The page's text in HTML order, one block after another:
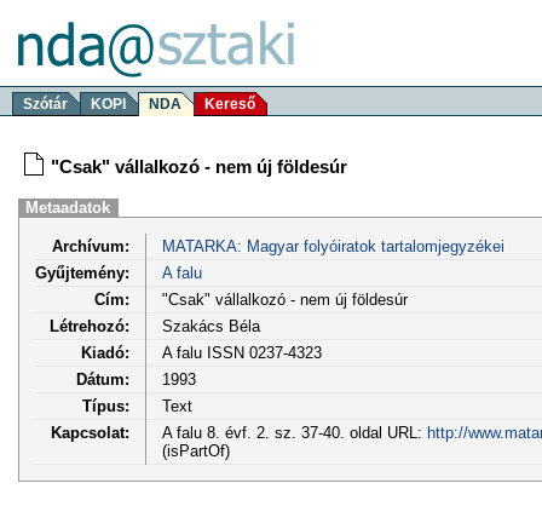
Szótár KOPI NDA Kereső
"Csak" vállalkozó - nem új földesúr
Metaadatok
Archívum:
MATARKA: Magyar folyóiratok tartalomjegyzékei
Gyűjtemény:
A falu
Cím:
"Csak" vállalkozó - nem új földesúr
Létrehozó:
Szakács Béla
Kiadó:
A falu ISSN 0237-4323
Dátum:
1993
Típus:
Text
Kapcsolat:
A falu 8. évf. 2. sz. 37-40. oldal URL: http://
(isPartOf)